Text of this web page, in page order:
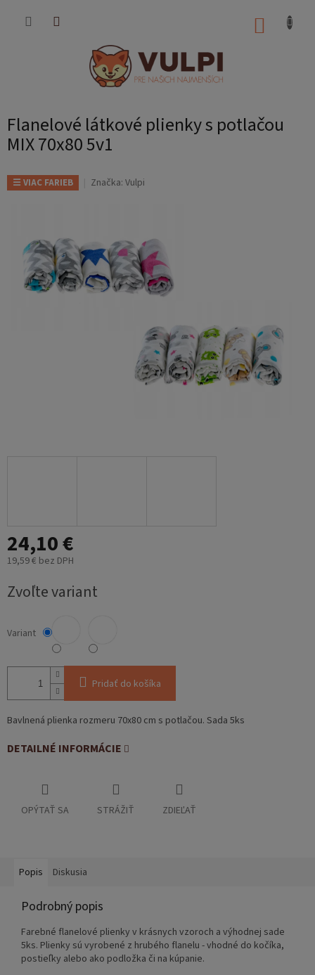
Flanelové látkové plienky s potlačou
MIX 70x80 5v1
☰ VIAC FARIEB Značka: Vulpi
24,10 €
19,59 € bez DPH
cena:
Zvoľte variant
Variant
Pridať do košíka
Bavlnená plienka rozmeru 70x80 cm s potlačou. Sada 5ks
DETAILNÉ INFORMÁCIE
OPÝTAŤ SA STRÁŽIŤ ZDIEĽAŤ
Popis Diskusia
Podrobný popis
Farebné flanelové plienky v krásnych vzoroch a výhodnej sade
5ks. Plienky sú vyrobené z hrubého flanelu - vhodné do kočíka,
postieľky alebo ako podložka či na kúpanie.